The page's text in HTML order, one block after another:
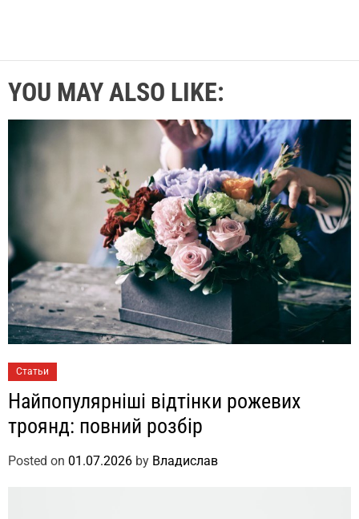
YOU MAY ALSO LIKE:
Статьи
Найпопулярніші відтінки рожевих
троянд: повний розбір
Posted on 01.07.2026 by Владислав